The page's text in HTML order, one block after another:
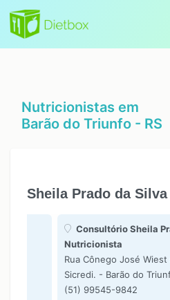
Nutricionistas em
Barão do Triunfo - RS
Sheila Prado da Silva
Consultório Sheila
Nutricionista
Rua Cônego José Wiest
Sicredi. - Barão do
(51) 99545-9842